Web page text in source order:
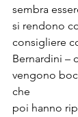
sembra
si rendono
consigliere
Bernardini –
vengono
che
poi hanno